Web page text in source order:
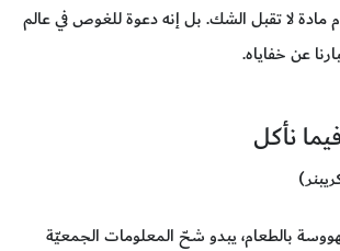
مادة لا تقبل الشك. بل إنه دعوة للغوص في عالم
عن خفاياه.
نأكل
بالطعام، يبدو شحّ المعلومات الجمعيّة